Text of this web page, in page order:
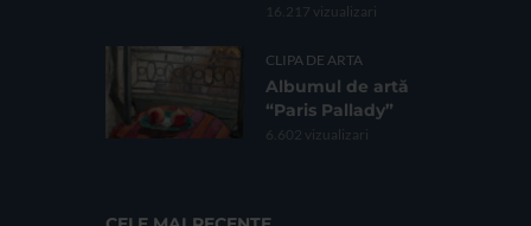
16.217 vizualizari
CLIPA DE ARTA
Albumul de artă
“Paris Pallady”
6.602 vizualizari